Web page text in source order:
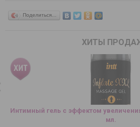
Поделиться…
ХИТЫ
Интимный гель с эффектом
мл.